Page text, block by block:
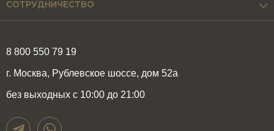
8 800 550 79 19
г. Москва, Рублевское шоссе, дом 52а
без выходных с 10:00 до 21:00
СОТРУДНИЧЕСТВО